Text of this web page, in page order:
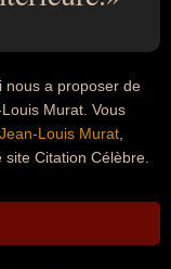
nous a proposer de
Murat. Vous
Louis Murat
Citation Célèbre.